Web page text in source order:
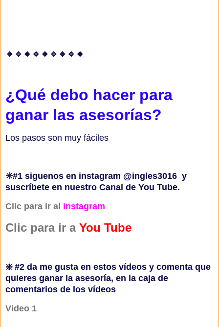
🔸️🔹️🔸️🔹️🔸️🔹️🔸️🔹️🔸️
¿Qué debo hacer para
ganar las asesorías?
Los pasos son muy fáciles
✳️#1 siguenos en instagram @ingles3016 y
suscríbete en nuestro Canal de You Tube.
Clic para ir al instagram
Clic para ir a You Tube
❇️ #2 da me gusta en estos vídeos y comenta que
quieres ganar la asesoría, en la caja de
comentarios de los vídeos
Video 1